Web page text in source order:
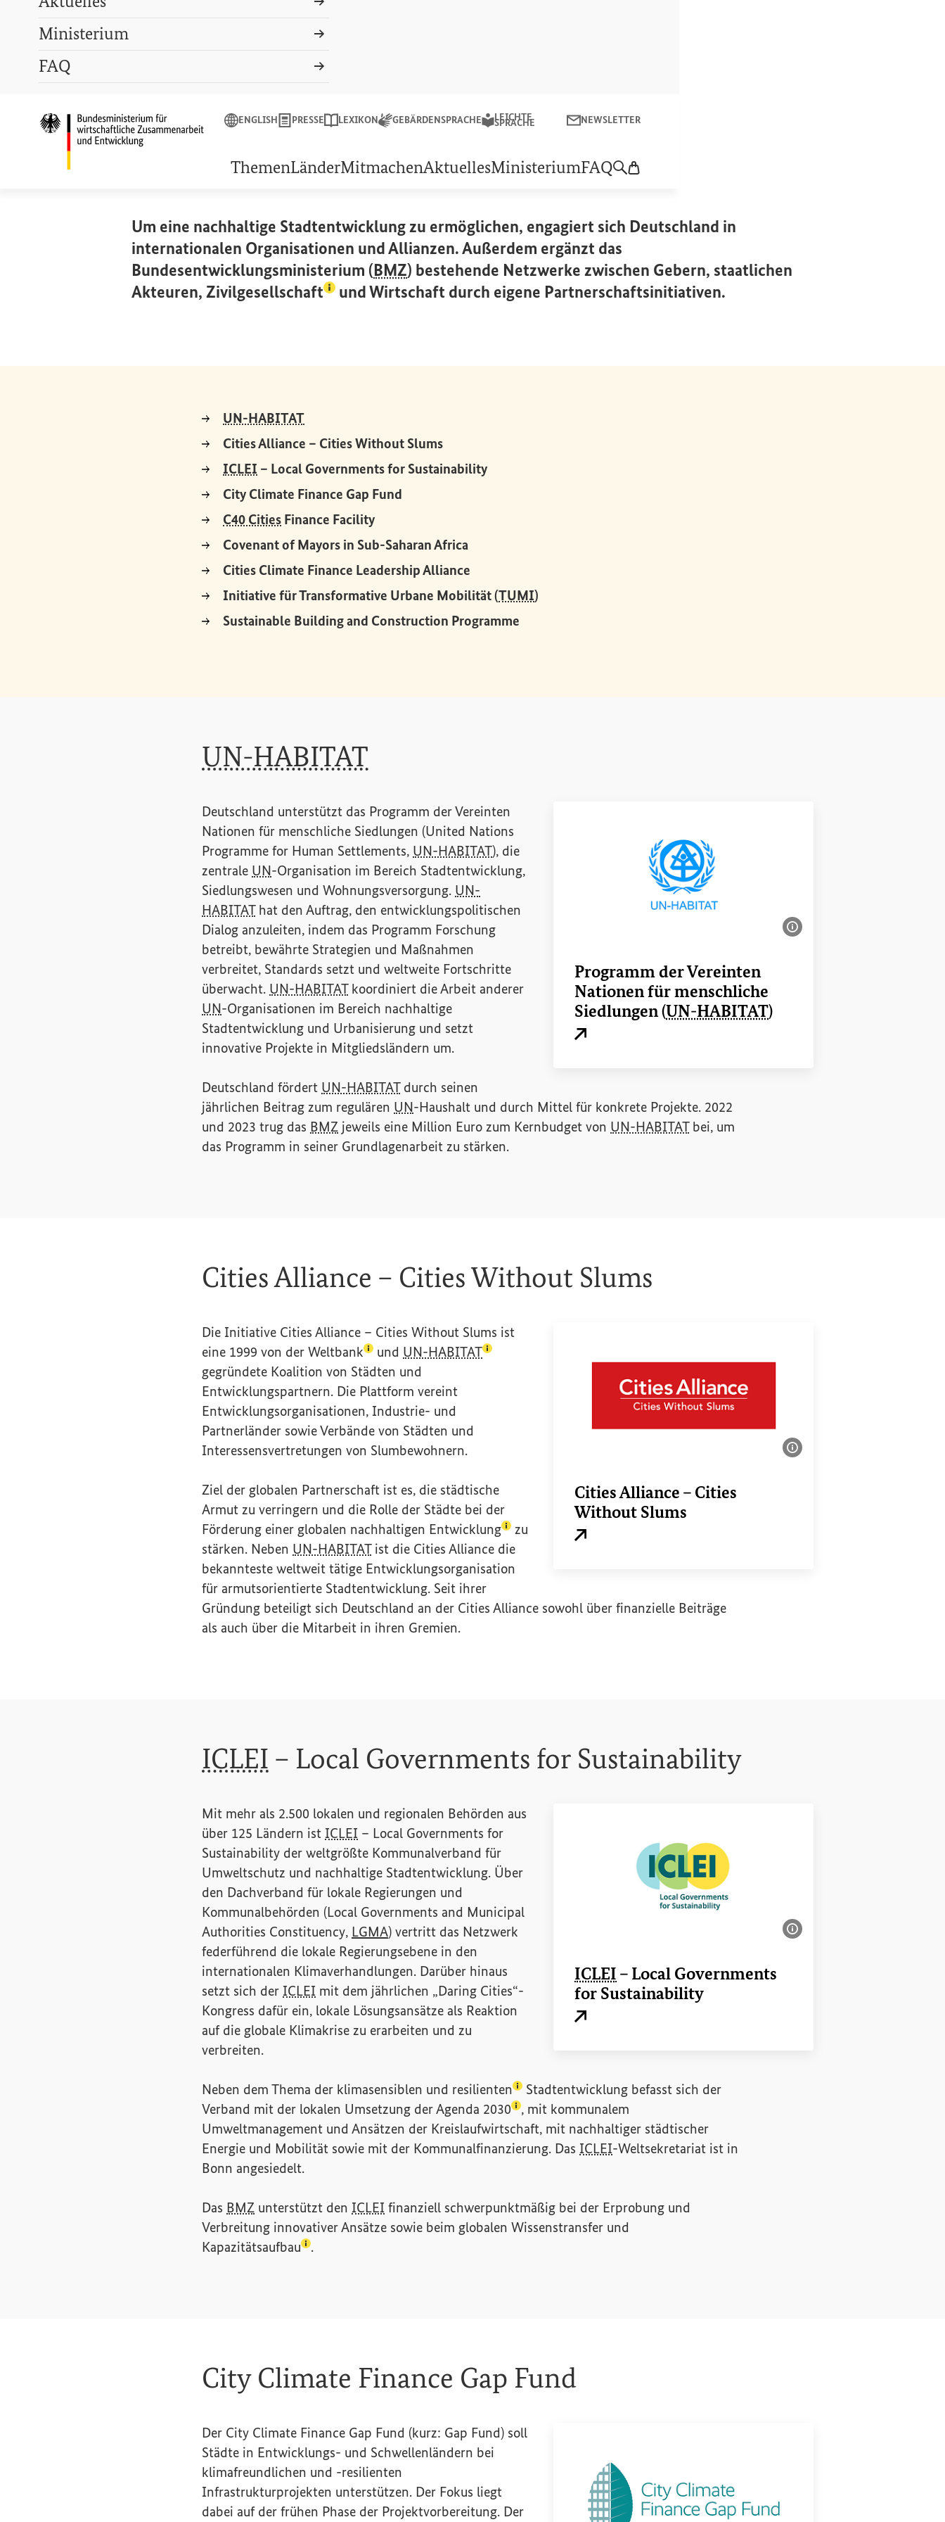
Startseite des Bundesministeriums für wirtschaftliche Zusammenarbeit und Entwicklung
ENGLISH PRESSE LEXIKON GEBÄRDENSPRACHE LEICHTE
SPRACHE NEWSLETTER
ThemenLänderMitmachenAktuellesMinisteriumFAQ Leerer Warenkorb
Suchen
Ministerium
FAQ
ENGLISH PRESSE LEXIKON GEBÄRDENSPRACHE LEICHTE SPRACHE NEWSLETTER
STADTENTWICKLUNG
Internationale Partnerschaften
Um eine nachhaltige Stadtentwicklung zu ermöglichen, engagiert sich Deutschland in
internationalen Organisationen und Allianzen. Außerdem ergänzt das
Bundesentwicklungsministerium (BMZ) bestehende Netzwerke zwischen Gebern, staatlichen
Akteuren, Zivilgesellschaft(Lexikon-Eintrag zum Begriff aufrufen)
und Wirtschaft durch eigene Partnerschaftsinitiativen.
UN-HABITAT(Externer Link)
Cities Alliance – Cities Without Slums(Externer Link)
ICLEI – Local Governments for Sustainability(Externer Link)
City Climate Finance Gap Fund
C40 Cities Finance Facility(Externer Link)
Covenant of Mayors in Sub-Saharan Africa
Cities Climate Finance Leadership Alliance
Initiative für Transformative Urbane Mobilität (TUMI)
Sustainable Building and Construction Programme
UN-HABITAT
Bildinformationen
Programm der Vereinten
Nationen für menschliche
Siedlungen (UN-HABITAT)
Deutschland unterstützt das Programm der Vereinten
Nationen für menschliche Siedlungen (United Nations
Programme for Human Settlements, UN-HABITAT), die
zentrale UN-Organisation im Bereich Stadtentwicklung,
Siedlungswesen und Wohnungsversorgung. UN-
HABITAThat den Auftrag, den entwicklungspolitischen
Dialog anzuleiten, indem das Programm Forschung
betreibt, bewährte Strategien und Maßnahmen
verbreitet, Standards setzt und weltweite Fortschritte
überwacht. UN-HABITATkoordiniert die Arbeit anderer
UN-Organisationen im Bereich nachhaltige
Stadtentwicklung und Urbanisierung und setzt
innovative Projekte in Mitgliedsländern um.
Deutschland fördert UN-HABITATdurch seinen
jährlichen Beitrag zum regulären UN-Haushalt und durch Mittel für konkrete Projekte. 2022
und 2023 trug das BMZ jeweils eine Million Euro zum Kernbudget von UN-HABITATbei, um
das Programm in seiner Grundlagenarbeit zu stärken.
Cities Alliance – Cities Without Slums
Bildinformationen
Cities Alliance – Cities
Without Slums
Die Initiative Cities Alliance – Cities Without Slums ist
eine 1999 von der Weltbank(Lexikon-Eintrag zum Begriff aufrufen)
und UN-HABITAT(Lexikon-Eintrag zum Begriff aufrufen)
gegründete Koalition von Städten und
Entwicklungspartnern. Die Plattform vereint
Entwicklungsorganisationen, Industrie- und
Partnerländer sowie Verbände von Städten und
Interessensvertretungen von Slumbewohnern.
Ziel der globalen Partnerschaft ist es, die städtische
Armut zu verringern und die Rolle der Städte bei der
Förderung einer globalen nachhaltigen Entwicklung(Lexikon-Eintrag zum Begriff aufrufen)
zu
stärken. Neben UN-HABITATist die Cities Alliance die
bekannteste weltweit tätige Entwicklungsorganisation
für armutsorientierte Stadtentwicklung. Seit ihrer
Gründung beteiligt sich Deutschland an der Cities Alliance sowohl über finanzielle Beiträge
als auch über die Mitarbeit in ihren Gremien.
ICLEI – Local Governments for Sustainability
Bildinformationen
ICLEI – Local Governments
for Sustainability
Mit mehr als 2.500 lokalen und regionalen Behörden aus
über 125 Ländern ist ICLEI – Local Governments for
Sustainability der weltgrößte Kommunalverband für
Umweltschutz und nachhaltige Stadtentwicklung. Über
den Dachverband für lokale Regierungen und
Kommunalbehörden (Local Governments and Municipal
Authorities Constituency, LGMA(Externer Link)
) vertritt das Netzwerk
federführend die lokale Regierungsebene in den
internationalen Klimaverhandlungen. Darüber hinaus
setzt sich der ICLEI mit dem jährlichen „Daring Cities“-
Kongress dafür ein, lokale Lösungsansätze als Reaktion
auf die globale Klimakrise zu erarbeiten und zu
verbreiten.
Neben dem Thema der klimasensiblen und resilienten(Lexikon-Eintrag zum Begriff aufrufen)
Stadtentwicklung befasst sich der
Verband mit der lokalen Umsetzung derAgenda 2030(Lexikon-Eintrag zum Begriff aufrufen)
, mit kommunalem
Umweltmanagement und Ansätzen der Kreislaufwirtschaft, mit nachhaltiger städtischer
Energie und Mobilität sowie mit der Kommunalfinanzierung. Das ICLEI-Weltsekretariat ist in
Bonn angesiedelt.
Das BMZ unterstützt den ICLEI finanziell schwerpunktmäßig bei der Erprobung und
Verbreitung innovativer Ansätze sowie beim globalen Wissenstransfer und
Kapazitätsaufbau(Lexikon-Eintrag zum Begriff aufrufen)
.
City Climate Finance Gap Fund
Der City Climate Finance Gap Fund (kurz: Gap Fund) soll
Städte in Entwicklungs- und Schwellenländern bei
klimafreundlichen und -resilienten
Infrastrukturprojekten unterstützen. Der Fokus liegt
dabei auf der frühen Phase der Projektvorbereitung. Der